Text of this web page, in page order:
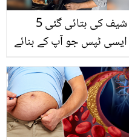
شیف کی بتائی گئی 5
ایسی ٹپس جو آپ کے بنائے
دے ۔۔۔ وہ ٹپس جو ہر عورت
جاننا چاہیئے